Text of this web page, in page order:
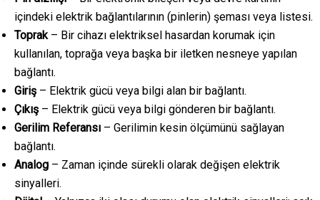
içindeki elektrik bağlantılarının (pinlerin) şeması veya listesi.
Toprak– Bir cihazı elektriksel hasardan korumak için
kullanılan, toprağa veya başka bir iletken nesneye yapılan
bağlantı.
Giriş – Elektrik gücü veya bilgi alan bir bağlantı.
Çıkış – Elektrik gücü veya bilgi gönderen bir bağlantı.
Gerilim Referansı – Gerilimin kesin ölçümünü sağlayan
bağlantı.
Analog – Zaman içinde sürekli olarak değişen elektrik
sinyalleri.